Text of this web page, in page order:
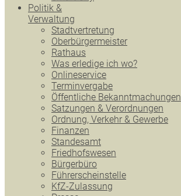
Politik &
Verwaltung
Stadtvertretung
Oberbürgermeister
Rathaus
Was erledige ich wo?
Onlineservice
Terminvergabe
Öffentliche Bekanntmachungen
Satzungen & Verordnungen
Ordnung, Verkehr & Gewerbe
Finanzen
Standesamt
Friedhofswesen
Bürgerbüro
Führerscheinstelle
KfZ-Zulassung